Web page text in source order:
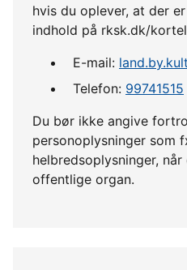
hvis du oplever, at der
indhold på rksk.dk/
E-mail:
Telefon: 99741515
Du bør ikke angive
personoplysninger som
helbredsoplysninger,
offentlige organ.